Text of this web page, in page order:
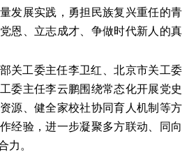
发展实践，勇担民族复兴重任的青
恩、立志成才、争做时代新人的真
关工委主任李卫红、北京市关工委
委主任李云鹏围绕常态化开展党史
源、健全家校社协同育人机制等方
经验，进一步凝聚多方联动、同向
力。